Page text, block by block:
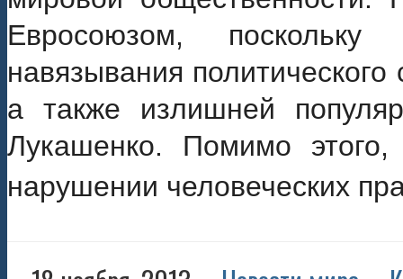
Евросоюзом,
навязывания
а также излишней
Лукашенко. Помимо
нарушении человеческих